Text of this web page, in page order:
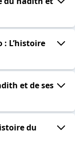
: L’histoire
et de ses
du